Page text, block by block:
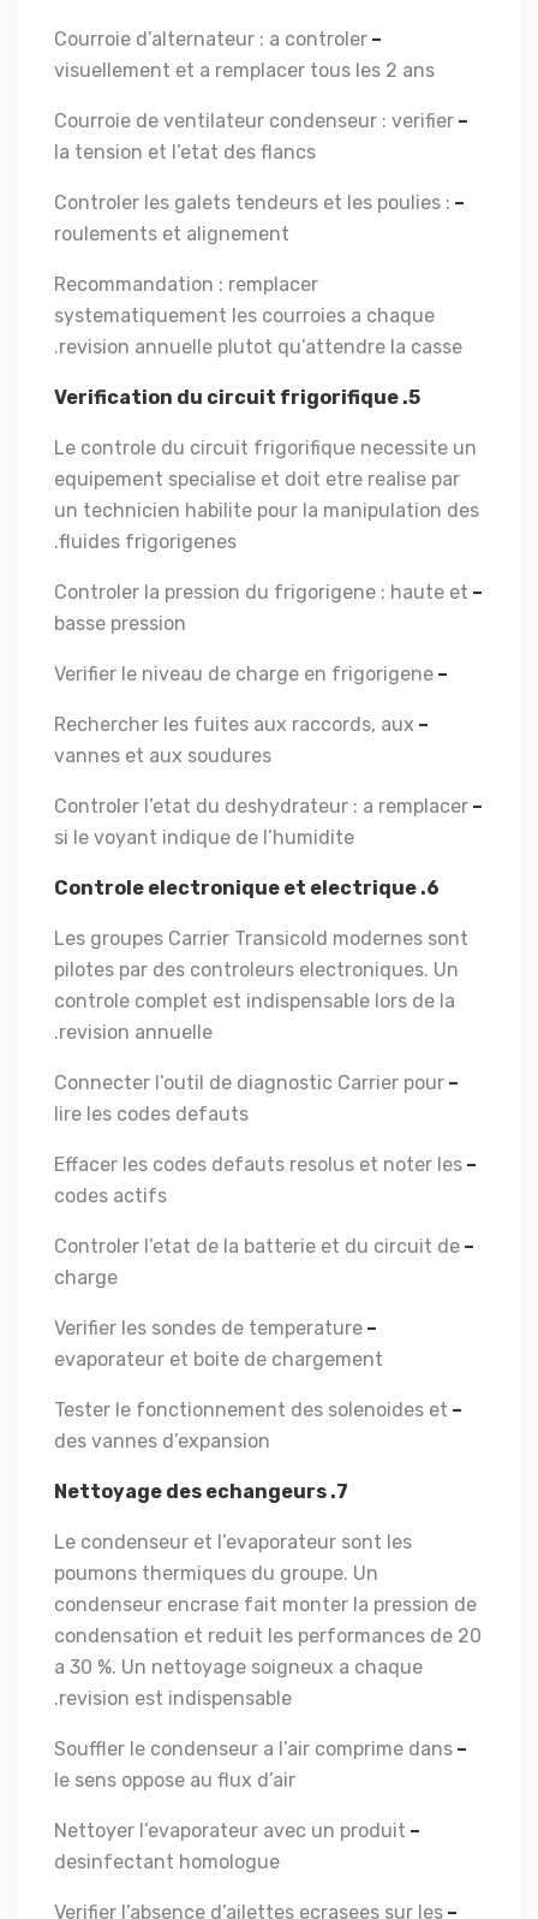
–
Courroie d’alternateur : a controler
visuellement et a remplacer tous les 2 ans
–
Courroie de ventilateur condenseur : verifier
la tension et l’etat des flancs
–
Controler les galets tendeurs et les poulies :
roulements et alignement
Recommandation : remplacer
systematiquement les courroies a chaque
revision annuelle plutot qu’attendre la casse.
5. Verification du circuit frigorifique
Le controle du circuit frigorifique necessite un
equipement specialise et doit etre realise par
un technicien habilite pour la manipulation des
fluides frigorigenes.
–
Controler la pression du frigorigene : haute et
basse pression
–
Verifier le niveau de charge en frigorigene
–
Rechercher les fuites aux raccords, aux
vannes et aux soudures
–
Controler l’etat du deshydrateur : a remplacer
si le voyant indique de l’humidite
6. Controle electronique et electrique
Les groupes Carrier Transicold modernes sont
pilotes par des controleurs electroniques. Un
controle complet est indispensable lors de la
revision annuelle.
–
Connecter l’outil de diagnostic Carrier pour
lire les codes defauts
–
Effacer les codes defauts resolus et noter les
codes actifs
–
Controler l’etat de la batterie et du circuit de
charge
–
Verifier les sondes de temperature
evaporateur et boite de chargement
–
Tester le fonctionnement des solenoides et
des vannes d’expansion
7. Nettoyage des echangeurs
Le condenseur et l’evaporateur sont les
poumons thermiques du groupe. Un
condenseur encrase fait monter la pression de
condensation et reduit les performances de 20
a 30 %. Un nettoyage soigneux a chaque
revision est indispensable.
–
Souffler le condenseur a l’air comprime dans
le sens oppose au flux d’air
–
Nettoyer l’evaporateur avec un produit
desinfectant homologue
–
Verifier l’absence d’ailettes ecrasees sur les